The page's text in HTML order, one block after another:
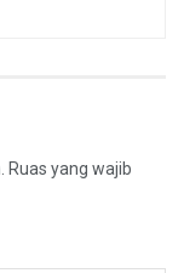
Ruas yang wajib